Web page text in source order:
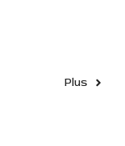
Plus